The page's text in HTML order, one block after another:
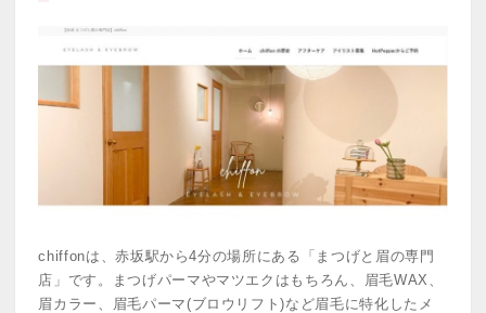
chiffonは、赤坂駅から4分の場所にある「まつげと眉の専門
店」です。まつげパーマやマツエクはもちろん、眉毛WAX、
眉カラー、眉毛パーマ(ブロウリフト)など眉毛に特化したメ